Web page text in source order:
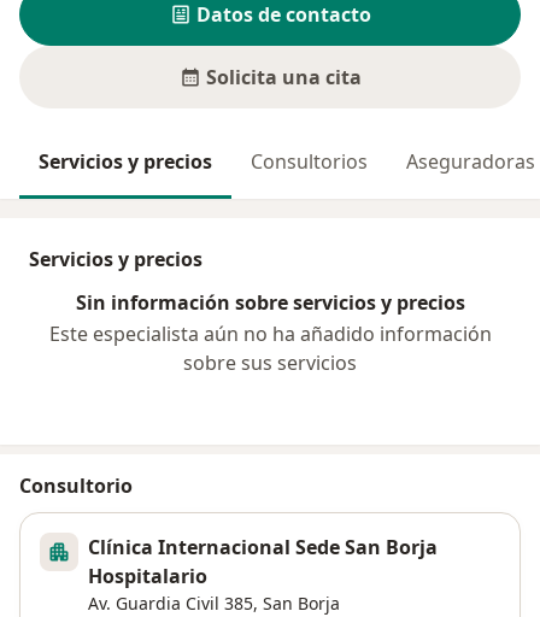
Datos de contacto
Solicita una cita
Servicios y precios Consultorios Aseguradoras
Servicios y precios
Sin información sobre servicios y precios
Este especialista aún no ha añadido información
sobre sus servicios
Consultorio
Clínica Internacional Sede San Borja
Hospitalario
Av. Guardia Civil 385, San Borja